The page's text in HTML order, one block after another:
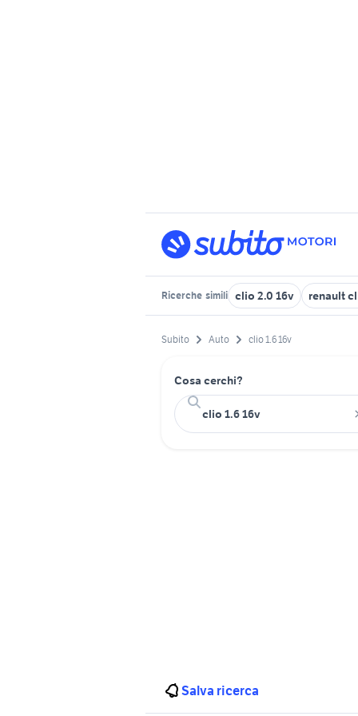
Ricerche simili clio 2.0 16v renault
Subito Auto clio 1.6 16v
Cosa cerchi?
Salva ricerca